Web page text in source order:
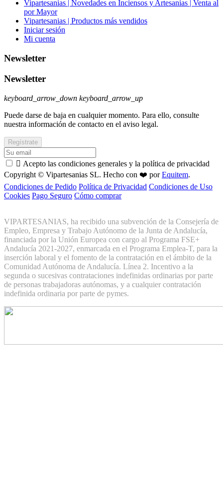
Vipartesanias | Novedades en Inciensos y Artesanías | Venta al
por Mayor
Vipartesanias | Productos más vendidos
Iniciar sesión
Mi cuenta
Newsletter
Newsletter
keyboard_arrow_down keyboard_arrow_up
Puede darse de baja en cualquier momento. Para ello, consulte
nuestra información de contacto en el aviso legal.
 Acepto las condiciones generales y la política de privacidad
Copyright © Vipartesanias SL. Hecho con ❤️ porEquitem.
Condiciones de Pedido Política de Privacidad Condiciones de Uso
Cookies Pago Seguro Cómo comprar
VIPARTESANIAS, ha recibido una subvención de la Consejería de
Empleo, Empresa y Trabajo Autónomo de la Junta de Andalucía,
financiada por la Unión Europea con cargo al Programa FSE+
Andalucía 2021-2027, enmarcada en el Programa Emplea-T, para la
inserción laboral y el fomento de la contratación en el ámbito de la
Comunidad Autónoma de Andalucía. Línea 2. Incentivo a la
segunda o sucesivas contrataciones indefinidas ordinarias por parte
de personas trabajadoras autónomas, y a cualquier contratación
indefinida ordinaria por parte de pymes.